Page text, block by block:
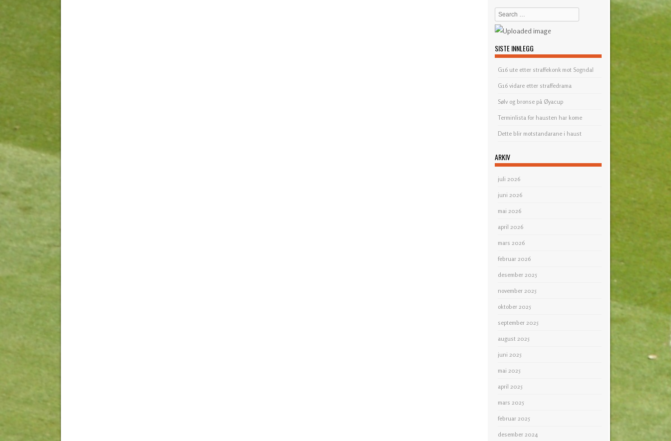
Search
SISTE INNLEGG
G16 ute etter straffekonk mot Sogndal
G16 vidare etter straffedrama
Sølv og bronse på Øyacup
Terminlista for hausten har kome
Dette blir motstandarane i haust
ARKIV
juli 2026
juni 2026
mai 2026
april 2026
mars 2026
februar 2026
desember 2025
november 2025
oktober 2025
september 2025
august 2025
juni 2025
mai 2025
april 2025
mars 2025
februar 2025
desember 2024